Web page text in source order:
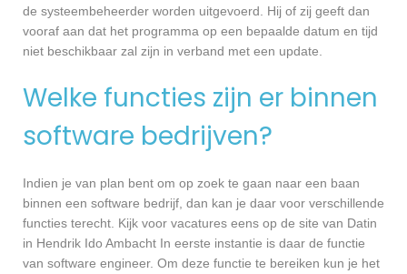
de systeembeheerder worden uitgevoerd. Hij of zij geeft dan
vooraf aan dat het programma op een bepaalde datum en tijd
niet beschikbaar zal zijn in verband met een update.
Welke functies zijn er binnen
software bedrijven?
Indien je van plan bent om op zoek te gaan naar een baan
binnen een software bedrijf, dan kan je daar voor verschillende
functies terecht. Kijk voor vacatures eens op de site van Datin
in Hendrik Ido Ambacht In eerste instantie is daar de functie
van software engineer. Om deze functie te bereiken kun je het